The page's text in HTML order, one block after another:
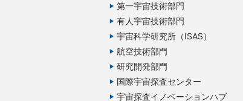
第一宇宙技術部門
有人宇宙技術部門
宇宙科学研究所（ISAS）
航空技術部門
研究開発部門
国際宇宙探査センター
宇宙探査イノベーションハブ